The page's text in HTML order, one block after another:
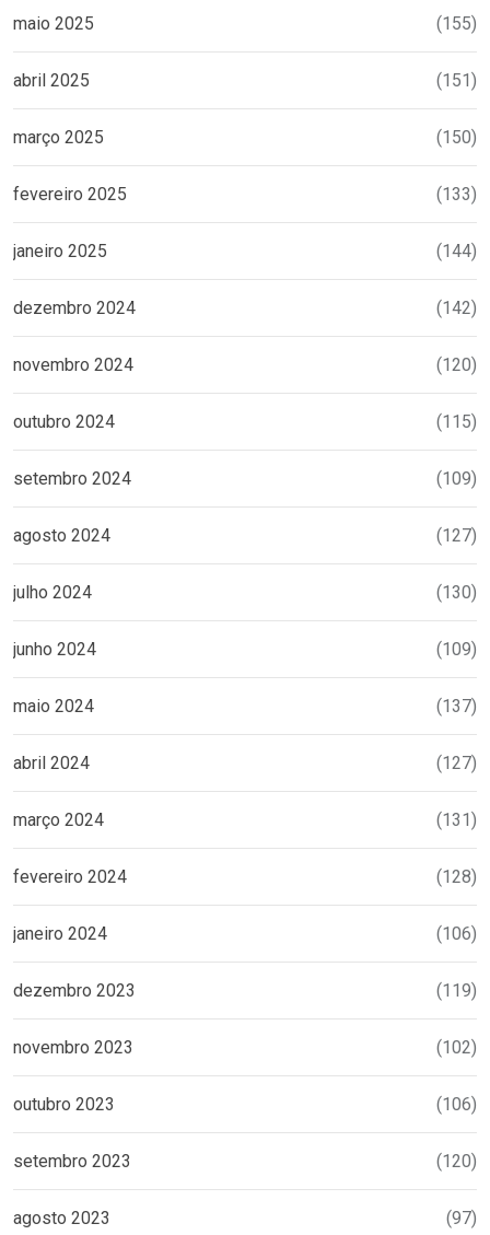
maio 2025 (155)
abril 2025 (151)
março 2025 (150)
fevereiro 2025 (133)
janeiro 2025 (144)
dezembro 2024 (142)
novembro 2024 (120)
outubro 2024 (115)
setembro 2024 (109)
agosto 2024 (127)
julho 2024 (130)
junho 2024 (109)
maio 2024 (137)
abril 2024 (127)
março 2024 (131)
fevereiro 2024 (128)
janeiro 2024 (106)
dezembro 2023 (119)
novembro 2023 (102)
outubro 2023 (106)
setembro 2023 (120)
agosto 2023 (97)